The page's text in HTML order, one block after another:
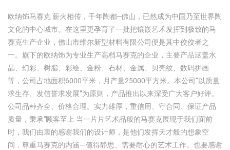
欧纳饰马赛克 薪火相传，千年陶都--佛山，已然成为中国乃至世界陶
文化的中心城市。在这里更孕育了一批把镶嵌艺术发挥到极致的马
赛克生产企业，佛山市维尔新型材料有限公司便是其中佼佼者之
一。旗下的欧纳饰为专业生产高档马赛克的企业，主要产品涵盖水
晶、幻彩、树脂、彩绘、金粉、石材、金属、贝壳纹、数码拼画
等，公司占地面积6000平米，月产量25000平方米。本公司“以质量
求生存、发信誉求发展”为原则，产品推出以来深受广大客户好评。
公司品种齐全、价格合理。实力雄厚，重信用、守合同、保证产品
质量，秉承"顾客至上 当一片片艺术品般的马赛克展现于我们面前
时，我们由衷的感谢我们的设计师，是他们发挥天才般的想象空
间，尊重马赛克的内涵---值得静思、需要耐心的艺术工作。也要感谢